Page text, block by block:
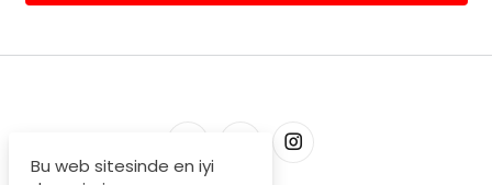
Bu web sitesinde en iyi